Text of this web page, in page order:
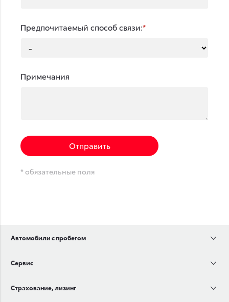
Предпочитаемый способ связи:
Примечания
Отправить
* обязательные поля
Автомобили с пробегом
Сервис
Страхование, лизинг